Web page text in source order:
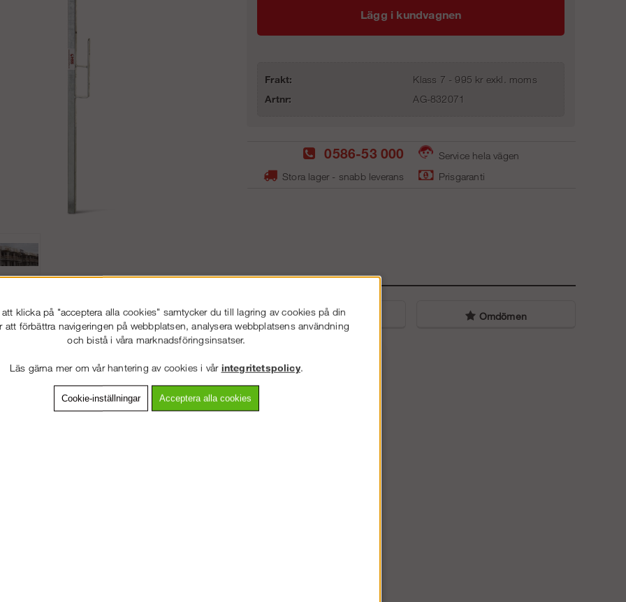
Lägg i kundvagnen
Frakt:
Klass 7 - 995 kr exkl. moms
Artnr:
AG-832071
0586-53 000
Service hela vägen
Stora lager - snabb leverans
Prisgaranti
Detaljerad info Vanliga frågor Omdömen
m.
35 x 35 mm profil.
låsning i form av "Post lock"
som tillbehör.
A,B,C
i fallhöjd, ELLER:
under 2m
klicka på "acceptera alla cookies" samtycker du till lagring av cookies på din
att förbättra navigeringen på webbplatsen, analysera webbplatsens användning
och bistå i våra marknadsföringsinsatser.
Läs gärna mer om vår hantering av cookies i vår integritetspolicy.
Cookie-inställningar Acceptera alla cookies